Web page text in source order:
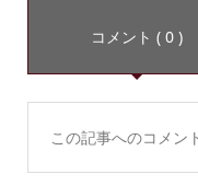
コメント ( 0 )
この記事へのコメン